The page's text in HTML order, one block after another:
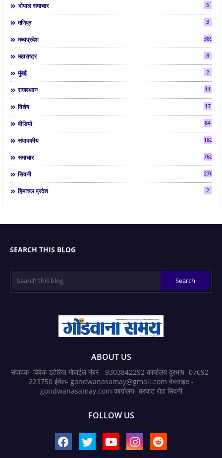
भोपाल समाचार 5
मणिपुर 3
मध्यप्रदेश 3892
महाराष्ट्र 8
मुंबई 2
राजस्थान 11
विशेष 17
वीडियो 64
संपादकीय 182
समाचार 7624
सिवनी 2763
हिमाचल प्रदेश 2
SEARCH THIS BLOG
ABOUT US
संपादक- विवेक डहेरिया मोबाईल नंबर - 9303842292 कार्यालय दूरभाष- 07692-
223750 ईमेल- gondwanasamay@gmail.com वेबसाइट -
gondwanasamay.com कार्यालय- बरघाट रोड सिवनी
FOLLOW US